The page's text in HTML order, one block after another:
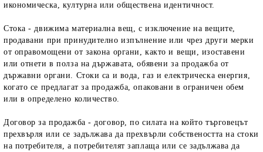
икономическа, културна или обществена идентичност.
Стока - движима материална вещ, с изключение на вещите,
продавани при принудително изпълнение или чрез други мерки
от оправомощени от закона органи, както и вещи, изоставени
или отнети в полза на държавата, обявени за продажба от
държавни органи. Стоки са и вода, газ и електрическа енергия,
когато се предлагат за продажба, опаковани в ограничен обем
или в определено количество.
Договор за продажба - договор, по силата на който търговецът
прехвърля или се задължава да прехвърли собствеността на стоки
на потребителя, а потребителят заплаща или се задължава да